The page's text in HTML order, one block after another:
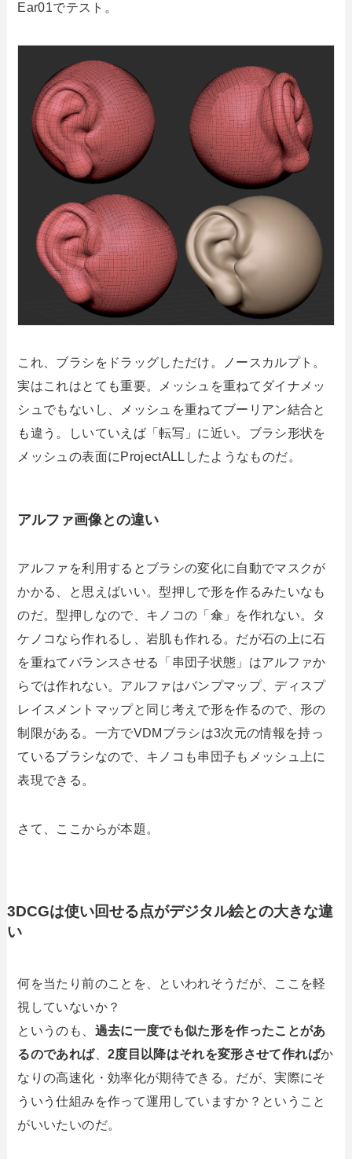
Ear01でテスト。
これ、ブラシをドラッグしただけ。ノースカルプト。
実はこれはとても重要。メッシュを重ねてダイナメッ
シュでもないし、メッシュを重ねてブーリアン結合と
も違う。しいていえば「転写」に近い。ブラシ形状を
メッシュの表面にProjectALLしたようなものだ。
アルファ画像との違い
アルファを利用するとブラシの変化に自動でマスクが
かかる、と思えばいい。型押しで形を作るみたいなも
のだ。型押しなので、キノコの「傘」を作れない。タ
ケノコなら作れるし、岩肌も作れる。だが石の上に石
を重ねてバランスさせる「串団子状態」はアルファか
らでは作れない。アルファはバンプマップ、ディスプ
レイスメントマップと同じ考えで形を作るので、形の
制限がある。一方でVDMブラシは3次元の情報を持っ
ているブラシなので、キノコも串団子もメッシュ上に
表現できる。
さて、ここからが本題。
3DCGは使い回せる点がデジタル絵との大きな違
い
何を当たり前のことを、といわれそうだが、ここを軽
視していないか？
というのも、 過去に一度でも似た形を作ったことがあ
るのであれば、 2度目以降はそれを変形させて作ればか
なりの高速化・効率化が期待できる。だが、実際にそ
ういう仕組みを作って運用していますか？ということ
がいいたいのだ。